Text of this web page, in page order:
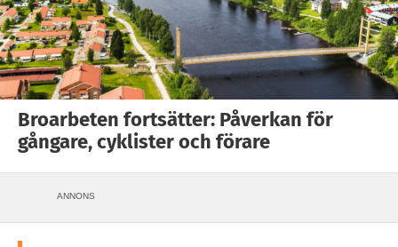
Broarbeten fortsätter: Påverkan för
gångare, cyklister och förare
ANNONS